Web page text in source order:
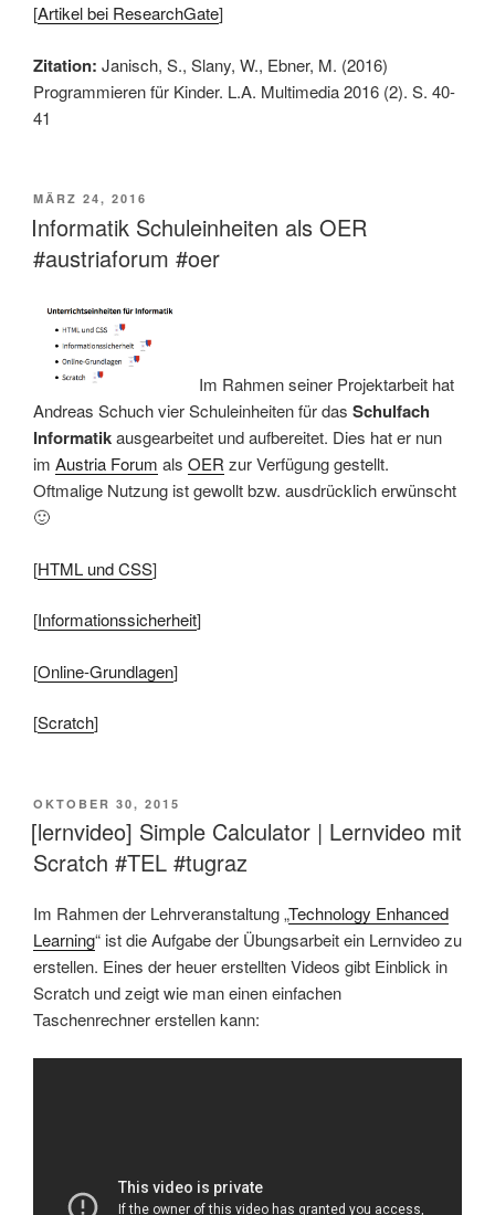
[Artikel bei ResearchGate]
Zitation: Janisch, S., Slany, W., Ebner, M. (2016)
Programmieren für Kinder. L.A. Multimedia 2016 (2). S. 40-
41
VERÖFFENTLICHT
AM
MÄRZ 24, 2016
Informatik Schuleinheiten als OER
#austriaforum #oer
Im Rahmen seiner Projektarbeit hat
Andreas Schuch vier Schuleinheiten für das Schulfach
Informatikausgearbeitet und aufbereitet. Dies hat er nun
im Austria Forum als OER zur Verfügung gestellt.
Oftmalige Nutzung ist gewollt bzw. ausdrücklich erwünscht
🙂
[HTML und CSS]
[Informationssicherheit]
[Online-Grundlagen]
[Scratch]
VERÖFFENTLICHT
AM
OKTOBER 30, 2015
[lernvideo] Simple Calculator | Lernvideo mit
Scratch #TEL #tugraz
Im Rahmen der Lehrveranstaltung „Technology Enhanced
Learning“ ist die Aufgabe der Übungsarbeit ein Lernvideo zu
erstellen. Eines der heuer erstellten Videos gibt Einblick in
Scratch und zeigt wie man einen einfachen
Taschenrechner erstellen kann: